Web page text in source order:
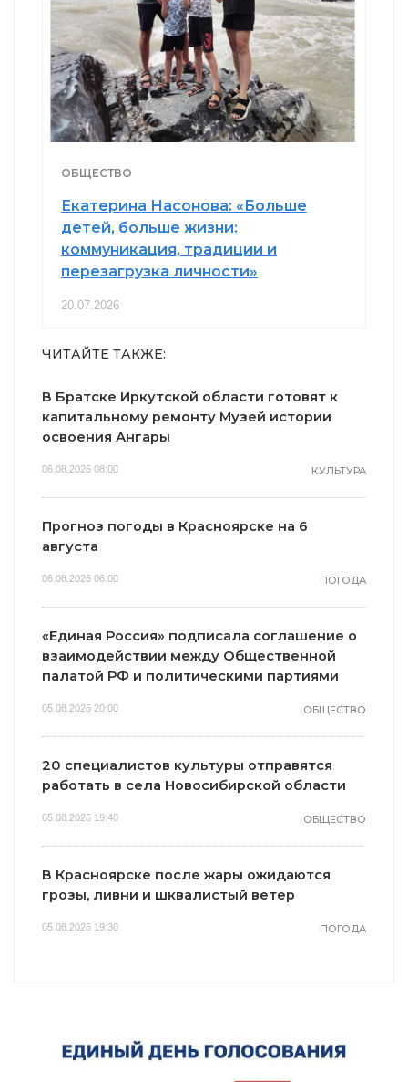
ОБЩЕСТВО
Екатерина Насонова: «Больше
детей, больше жизни:
коммуникация, традиции и
перезагрузка личности»
20.07.2026
ЧИТАЙТЕ ТАКЖЕ:
В Братске Иркутской области готовят к
капитальному ремонту Музей истории
освоения Ангары
06.08.2026 08:00 КУЛЬТУРА
Прогноз погоды в Красноярске на 6
августа
06.08.2026 06:00 ПОГОДА
«Единая Россия» подписала соглашение о
взаимодействии между Общественной
палатой РФ и политическими партиями
05.08.2026 20:00 ОБЩЕСТВО
20 специалистов культуры отправятся
работать в села Новосибирской области
05.08.2026 19:40 ОБЩЕСТВО
В Красноярске после жары ожидаются
грозы, ливни и шквалистый ветер
05.08.2026 19:30 ПОГОДА